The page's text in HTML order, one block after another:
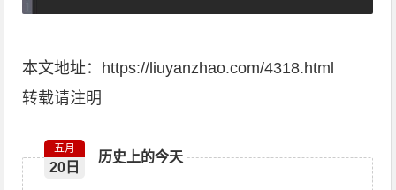
本文地址：https://liuyanzhao.com/4318.html
转载请注明
历史上的今天
五月
20日